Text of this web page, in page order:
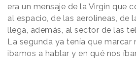
era un mensaje de la Virgin que
al espacio, de las aerolíneas, de
llega, además, al sector de las
La segunda ya tenía que marcar
ibamos a hablar y en qué nos